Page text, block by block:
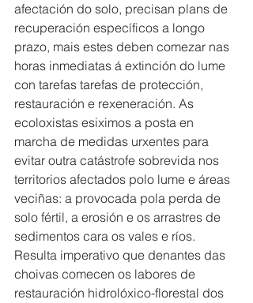
afectación do solo, precisan plans de
recuperación específicos a longo
prazo, mais estes deben comezar nas
horas inmediatas á extinción do lume
con tarefas tarefas de protección,
restauración e rexeneración. As
ecoloxistas esiximos a posta en
marcha de medidas urxentes para
evitar outra catástrofe sobrevida nos
territorios afectados polo lume e áreas
veciñas: a provocada pola perda de
solo fértil, a erosión e os arrastres de
sedimentos cara os vales e ríos.
Resulta imperativo que denantes das
choivas comecen os labores de
restauración hidrolóxico-florestal dos